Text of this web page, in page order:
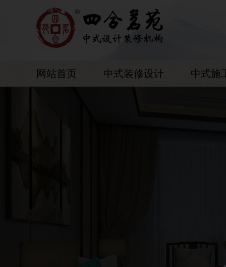
网站首页 中式装修设计 中式施